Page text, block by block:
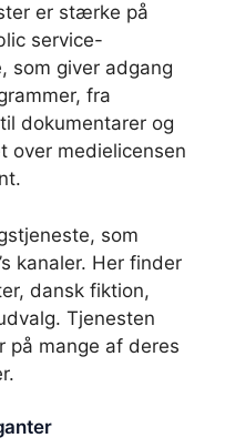
er stærke på
service-
som giver adgang
fra
dokumentarer og
over medielicensen
som
kanaler. Her finder
dansk fiktion,
Tjenesten
på mange af deres